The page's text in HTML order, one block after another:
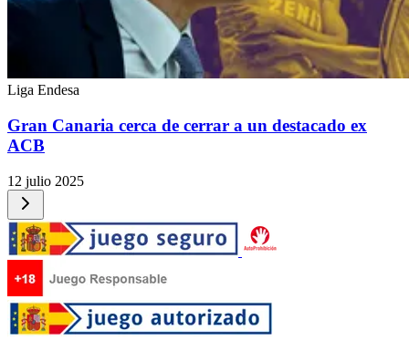
Liga Endesa
Gran Canaria cerca de cerrar a un destacado ex
ACB
12 julio 2025